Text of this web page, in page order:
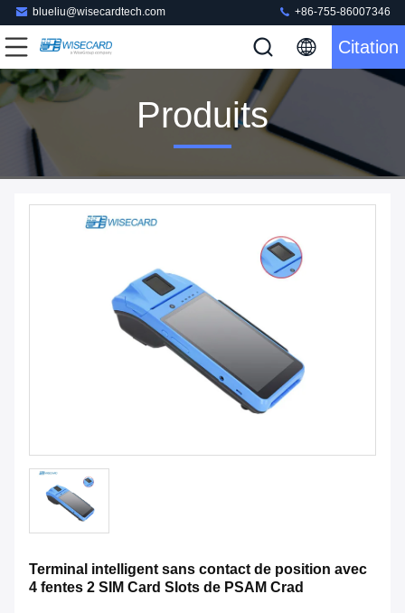
blueliu@wisecardtech.com +86-755-86007346
Citation
Produits
Terminal intelligent sans contact de position avec
4 fentes 2 SIM Card Slots de PSAM Crad